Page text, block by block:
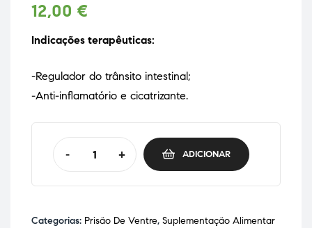
12,00 €
Indicações terapêuticas:
-Regulador do trânsito intestinal;
-Anti-inflamatório e cicatrizante.
- + ADICIONAR
Categorias: Prisão De Ventre, Suplementação Alimentar